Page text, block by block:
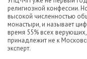
религиозной конфессии.
высокой численностью
монастыри, и называет
время 55% всех
принадлежит не к
эксперт.